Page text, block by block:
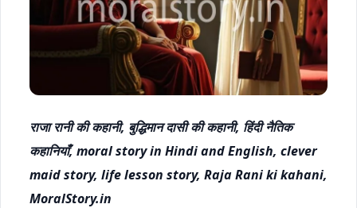
राजा रानी की कहानी, बुद्धिमान दासी की कहानी, हिंदी नैतिक
कहानियाँ, moral story in Hindi and English, clever
maid story, life lesson story, Raja Rani ki kahani,
MoralStory.in